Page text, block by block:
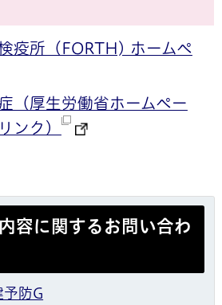
疫所（FORTH) ホームペ
（厚生労働省ホームペー
ンク）
容に関するお問い合わ
防G